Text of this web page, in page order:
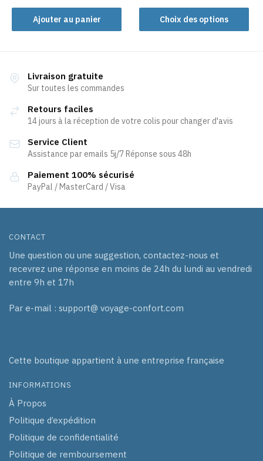
Ajouter au panier Choix des options
produit
a
plusieurs
choisies
Livraison gratuite
Sur toutes les commandes
Retours faciles
14 jours à la réception de votre colis pour changer d'avis
Service Client
Assistance par emails 5j/7 Réponse sous 48h
Paiement 100% sécurisé
PayPal / MasterCard / Visa
CONTACT
Une question ou une suggestion, contactez-nous et
recevrez une réponse en moins de 24h du lundi au vendredi
entre 9h et 17h
Par e-mail : support@ voyage-confort.com
Cette boutique appartient à une entreprise française
INFORMATIONS
À Propos
Politique d’expédition
Politique de confidentialité
Politique de remboursement